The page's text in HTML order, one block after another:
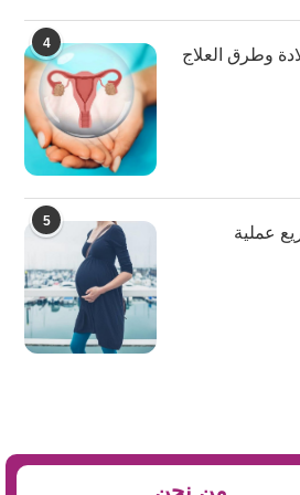
4
وطرق العلاج
5
عملية
من نحن